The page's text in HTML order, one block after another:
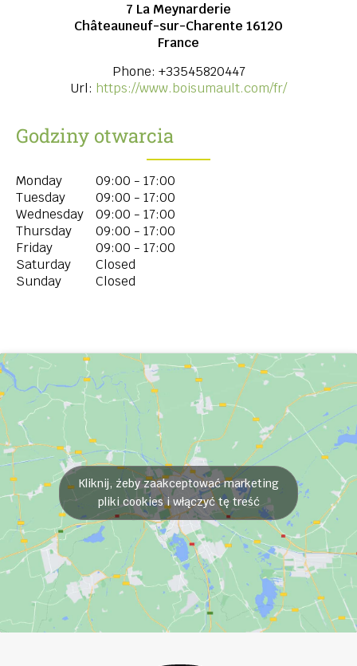
7 La Meynarderie
Châteauneuf-sur-Charente 16120
France
Phone: +33545820447
Url: https://www.boisumault.com/fr/
Godziny otwarcia
Monday
09:00 - 17:00
Tuesday
09:00 - 17:00
Wednesday
09:00 - 17:00
Thursday
09:00 - 17:00
Friday
09:00 - 17:00
Saturday
Closed
Sunday
Closed
Kliknij, żeby zaakceptować marketing
pliki cookies i włączyć tę treść